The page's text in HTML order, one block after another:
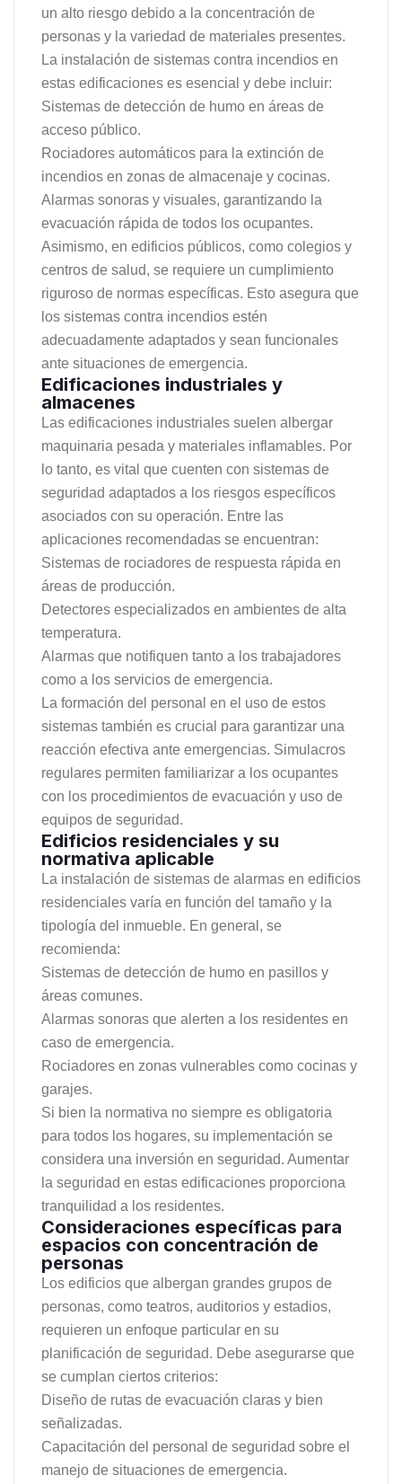
un alto riesgo debido a la concentración de
personas y la variedad de materiales presentes.
La instalación de sistemas contra incendios en
estas edificaciones es esencial y debe incluir:
Sistemas de detección de humo en áreas de
acceso público.
Rociadores automáticos para la extinción de
incendios en zonas de almacenaje y cocinas.
Alarmas sonoras y visuales, garantizando la
evacuación rápida de todos los ocupantes.
Asimismo, en edificios públicos, como colegios y
centros de salud, se requiere un cumplimiento
riguroso de normas específicas. Esto asegura que
los sistemas contra incendios estén
adecuadamente adaptados y sean funcionales
ante situaciones de emergencia.
Edificaciones industriales y
almacenes
Las edificaciones industriales suelen albergar
maquinaria pesada y materiales inflamables. Por
lo tanto, es vital que cuenten con sistemas de
seguridad adaptados a los riesgos específicos
asociados con su operación. Entre las
aplicaciones recomendadas se encuentran:
Sistemas de rociadores de respuesta rápida en
áreas de producción.
Detectores especializados en ambientes de alta
temperatura.
Alarmas que notifiquen tanto a los trabajadores
como a los servicios de emergencia.
La formación del personal en el uso de estos
sistemas también es crucial para garantizar una
reacción efectiva ante emergencias. Simulacros
regulares permiten familiarizar a los ocupantes
con los procedimientos de evacuación y uso de
equipos de seguridad.
Edificios residenciales y su
normativa aplicable
La instalación de sistemas de alarmas en edificios
residenciales varía en función del tamaño y la
tipología del inmueble. En general, se
recomienda:
Sistemas de detección de humo en pasillos y
áreas comunes.
Alarmas sonoras que alerten a los residentes en
caso de emergencia.
Rociadores en zonas vulnerables como cocinas y
garajes.
Si bien la normativa no siempre es obligatoria
para todos los hogares, su implementación se
considera una inversión en seguridad. Aumentar
la seguridad en estas edificaciones proporciona
tranquilidad a los residentes.
Consideraciones específicas para
espacios con concentración de
personas
Los edificios que albergan grandes grupos de
personas, como teatros, auditorios y estadios,
requieren un enfoque particular en su
planificación de seguridad. Debe asegurarse que
se cumplan ciertos criterios:
Diseño de rutas de evacuación claras y bien
señalizadas.
Capacitación del personal de seguridad sobre el
manejo de situaciones de emergencia.